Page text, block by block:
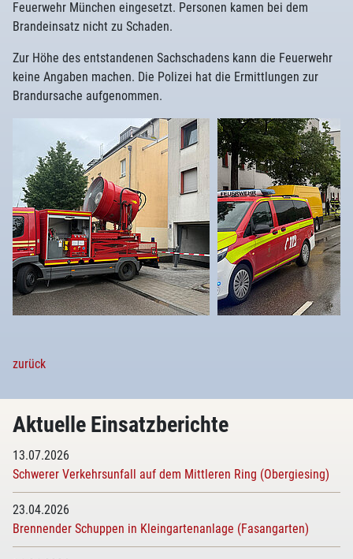
Feuerwehr München eingesetzt. Personen kamen bei dem
Brandeinsatz nicht zu Schaden.
Zur Höhe des entstandenen Sachschadens kann die Feuerwehr
keine Angaben machen. Die Polizei hat die Ermittlungen zur
Brandursache aufgenommen.
zurück
Aktuelle Einsatzberichte
13.07.2026
Schwerer Verkehrsunfall auf dem Mittleren Ring (Obergiesing)
23.04.2026
Brennender Schuppen in Kleingartenanlage (Fasangarten)